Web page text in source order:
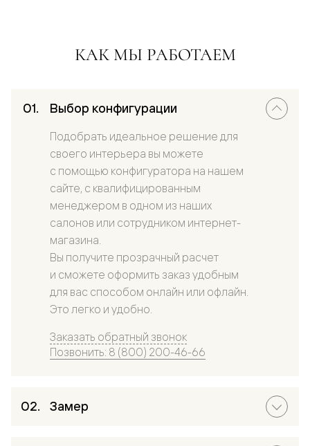
КАК МЫ РАБОТАЕМ
Выбор конфигурации
Подобрать идеальное решение для
своего интерьера вы можете
с помощью конфигуратора на нашем
сайте, с квалифицированным
менеджером в одном из наших
салонов или сотрудником интернет-
магазина.
Вы получите прозрачный расчет
и сможете оформить заказ удобным
для вас способом онлайн или офлайн.
Это легко и удобно.
Заказать обратный звонок
Позвонить: 8 (800) 200-46-66
Замер